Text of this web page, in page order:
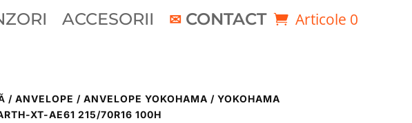
ACCESORII CONTACT Articole 0
/ ANVELOPE / ANVELOPE YOKOHAMA / YOKOHAMA
XT-AE61 215/70R16 100H